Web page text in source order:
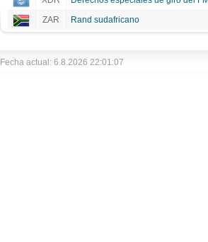
ZAR
Rand sudafricano
Fecha actual: 6.8.2026 22:01:07